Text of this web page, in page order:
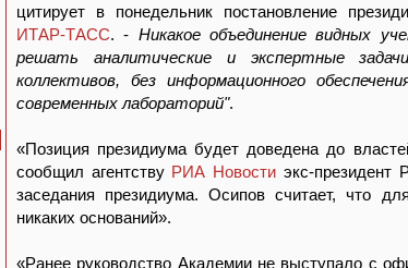
цитирует в понедельник постановление
ИТАР-ТАСС. - Никакое объединение видных
решать аналитические и экспертные
коллективов, без информационного
современных лабораторий".
«Позиция президиума будет доведена до
сообщил агентству РИА Новости экс-
заседания президиума. Осипов считает, что
никаких оснований».
«Ранее руководство Академии не выступало с